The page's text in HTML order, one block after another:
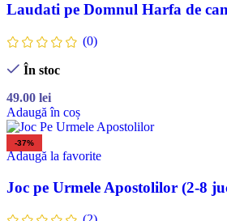
Laudati pe Domnul Harfa de
(0)
În stoc
49.00 lei
Adaugă în coș
-37%
Adaugă la favorite
Joc pe Urmele Apostolilor (2-8